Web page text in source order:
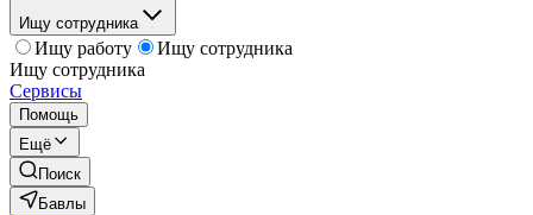
Ищу сотрудника
Ищу работу
Ищу сотрудника
Ищу сотрудника
Сервисы
Помощь
Ещё
Поиск
Бавлы